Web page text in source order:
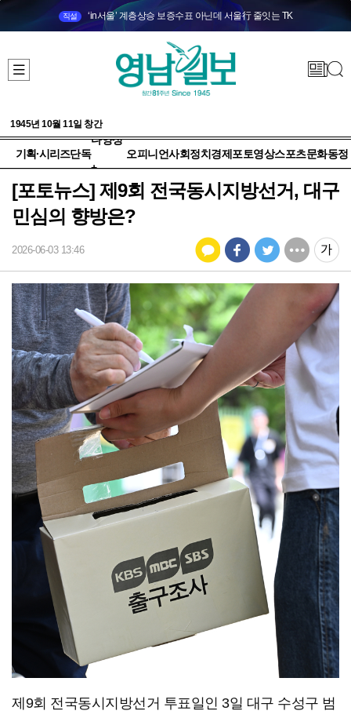
직설 ‘in서울’ 계층상승 보증수표 아닌데 서울行 줄잇는 TK
1945년 10월 11일 창간
기획·시리즈단독
다양성
+
오피니언사회정치 경제 포토영상스포츠문화동정
[포토뉴스] 제9회 전국동시지방선거, 대구
민심의 향방은?
2026-06-03 13:46
제9회 전국동시지방선거 투표일인 3일 대구 수성구 범